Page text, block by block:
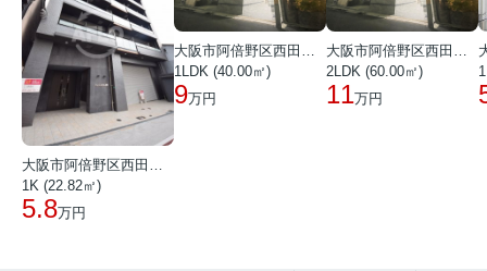
1K (22.82㎡)
5.8万円
1LDK (40.00㎡)
9万円
2LDK (60.00㎡)
11万円